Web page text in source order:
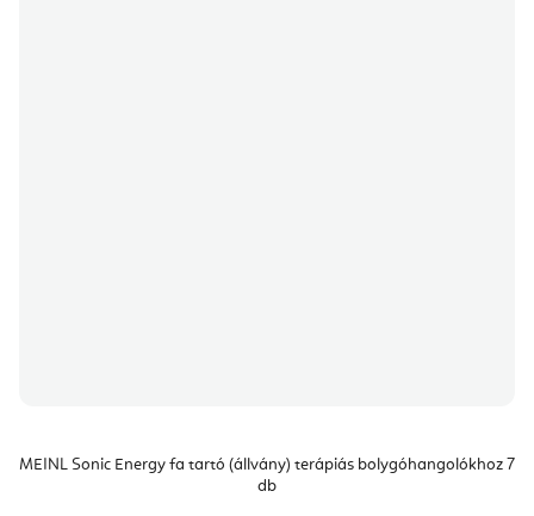
MEINL Sonic Energy fa tartó (állvány) terápiás bolygóhangolókhoz 7
db